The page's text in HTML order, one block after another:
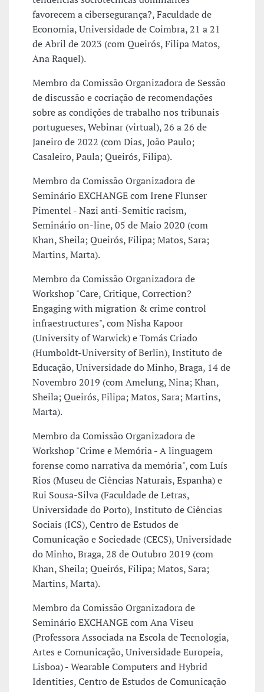
favorecem a cibersegurança?, Faculdade de
Economia, Universidade de Coimbra, 21 a 21
de Abril de 2023 (com Queirós, Filipa Matos,
Ana Raquel).
Membro da Comissão Organizadora de Sessão
de discussão e cocriação de recomendações
sobre as condições de trabalho nos tribunais
portugueses, Webinar (virtual), 26 a 26 de
Janeiro de 2022 (com Dias, João Paulo;
Casaleiro, Paula; Queirós, Filipa).
Membro da Comissão Organizadora de
Seminário EXCHANGE com Irene Flunser
Pimentel - Nazi anti-Semitic racism,
Seminário on-line, 05 de Maio 2020 (com
Khan, Sheila; Queirós, Filipa; Matos, Sara;
Martins, Marta).
Membro da Comissão Organizadora de
Workshop "Care, Critique, Correction?
Engaging with migration & crime control
infraestructures", com Nisha Kapoor
(University of Warwick) e Tomás Criado
(Humboldt-University of Berlin), Instituto de
Educação, Universidade do Minho, Braga, 14 de
Novembro 2019 (com Amelung, Nina; Khan,
Sheila; Queirós, Filipa; Matos, Sara; Martins,
Marta).
Membro da Comissão Organizadora de
Workshop "Crime e Memória - A linguagem
forense como narrativa da memória", com Luís
Rios (Museu de Ciências Naturais, Espanha) e
Rui Sousa-Silva (Faculdade de Letras,
Universidade do Porto), Instituto de Ciências
Sociais (ICS), Centro de Estudos de
Comunicação e Sociedade (CECS), Universidade
do Minho, Braga, 28 de Outubro 2019 (com
Khan, Sheila; Queirós, Filipa; Matos, Sara;
Martins, Marta).
Membro da Comissão Organizadora de
Seminário EXCHANGE com Ana Viseu
(Professora Associada na Escola de Tecnologia,
Artes e Comunicação, Universidade Europeia,
Lisboa) - Wearable Computers and Hybrid
Identities, Centro de Estudos de Comunicação